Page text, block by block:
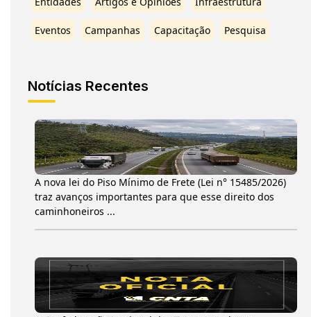
Eventos Campanhas Capacitação Pesquisa
Notícias Recentes
A nova lei do Piso Mínimo de Frete (Lei n° 15485/2026)
traz avanços importantes para que esse direito dos
caminhoneiros ...